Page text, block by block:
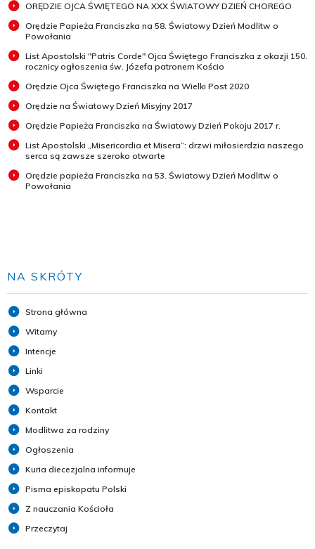
ORĘDZIE OJCA ŚWIĘTEGO NA XXX ŚWIATOWY DZIEŃ CHOREGO
Orędzie Papieża Franciszka na 58. Światowy Dzień Modlitw o
Powołania
List Apostolski "Patris Corde" Ojca Świętego Franciszka z okazji 150.
rocznicy ogłoszenia św. Józefa patronem Kościo
Orędzie Ojca Świętego Franciszka na Wielki Post 2020
Orędzie na Światowy Dzień Misyjny 2017
Orędzie Papieża Franciszka na Światowy Dzień Pokoju 2017 r.
List Apostolski „Misericordia et Misera”: drzwi miłosierdzia naszego
serca są zawsze szeroko otwarte
Orędzie papieża Franciszka na 53. Światowy Dzień Modlitw o
Powołania
NA SKRÓTY
Strona główna
Witamy
Intencje
Linki
Wsparcie
Kontakt
Modlitwa za rodziny
Ogłoszenia
Kuria diecezjalna informuje
Pisma episkopatu Polski
Z nauczania Kościoła
Przeczytaj